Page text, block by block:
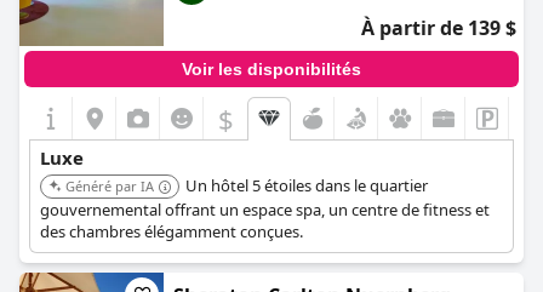
À partir de 139 $
Voir les disponibilités
$
Luxe
Généré par IA
Un hôtel 5 étoiles dans le quartier
gouvernemental offrant un espace spa, un centre de fitness et
des chambres élégamment conçues.